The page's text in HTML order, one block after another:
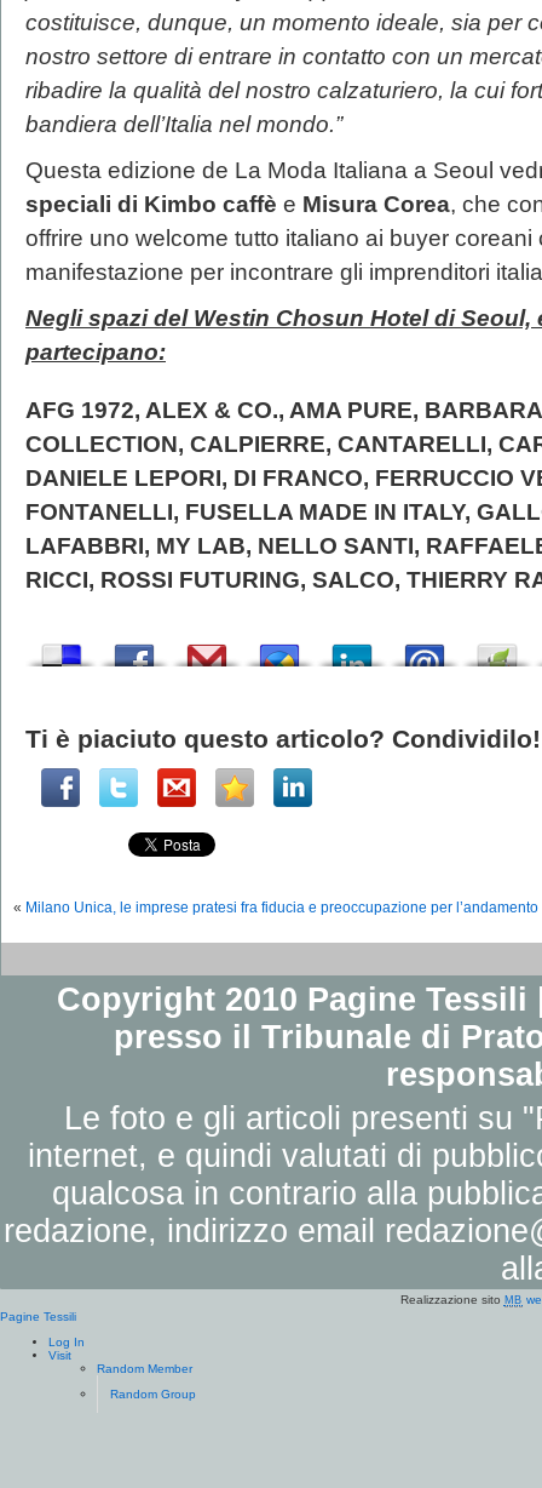
costituisce, dunque, un momento ideale, sia per
nostro settore di entrare in contatto con un
ribadire la qualità del nostro calzaturiero, la cui
bandiera dell’Italia nel mondo.”
Questa edizione de La Moda Italiana a Seoul
speciali di Kimbo caffè e Misura Corea, che
offrire uno welcome tutto italiano ai buyer coreani
manifestazione per incontrare gli imprenditori
Negli spazi del Westin Chosun Hotel di Seoul,
partecipano:
AFG 1972, ALEX & CO., AMA PURE,
COLLECTION, CALPIERRE, CANTARELLI,
DANIELE LEPORI, DI FRANCO, FERRUCCIO
FONTANELLI, FUSELLA MADE IN ITALY,
LAFABBRI, MY LAB, NELLO SANTI,
RICCI, ROSSI FUTURING, SALCO, THIERRY
Ti è piaciuto questo articolo? Condividilo!
« Milano Unica, le imprese pratesi fra fiducia e preoccupazione per
Copyright 2010 Pagine
presso il Tribunale di
Le foto e gli articoli presenti su
internet, e quindi valutati di
qualcosa in contrario alla
redazione, indirizzo email
Realizzazione sito MB
Pagine Tessili
Log In
Visit
Random Member
Random Group